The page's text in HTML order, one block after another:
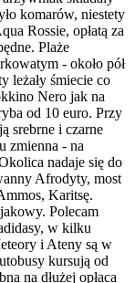
komarów, niestety
Rossie, opłatą za
Plaże
- około pół
leżały śmiecie co
Nero jak na
od 10 euro. Przy
srebrne i czarne
zmienna - na
nadaje się do
Afrodyty, most
Karitsę.
Polecam
w kilku
i Ateny są w
kursują od
na dłużej opłaca